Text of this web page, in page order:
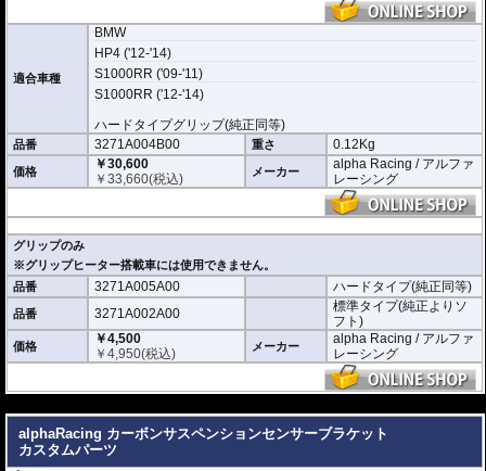
適合車種
BMW
HP4 ('12-'14)
S1000RR ('09-'11)
S1000RR ('12-'14)
ハードタイプグリップ(純正同等)
品番 3271A004B00 重さ 0.12Kg
価格
￥30,600
￥33,660(税込) メーカー
alpha Racing / アルファ
レーシング
グリップのみ
※グリップヒーター搭載車には使用できません。
品番
3271A005A00 ハードタイプ(純正同等)
品番 3271A002A00
標準タイプ(純正よりソ
フト)
価格
￥4,500
￥4,950(税込) メーカー
alpha Racing / アルファ
レーシング
alphaRacing カーボンサスペンションセンサーブラケット
カスタムパーツ